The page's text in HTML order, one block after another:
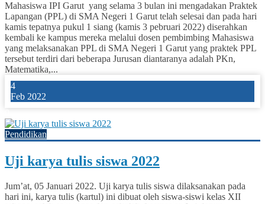
Mahasiswa IPI Garut yang selama 3 bulan ini mengadakan Praktek
Lapangan (PPL) di SMA Negeri 1 Garut telah selesai dan pada hari
kamis tepatnya pukul 1 siang (kamis 3 pebruari 2022) diserahkan
kembali ke kampus mereka melalui dosen pembimbing Mahasiswa
yang melaksanakan PPL di SMA Negeri 1 Garut yang praktek PPL
tersebut terdiri dari beberapa Jurusan diantaranya adalah PKn,
Matematika,...
4
Feb 2022
Pendidikan
Uji karya tulis siswa 2022
Jum’at, 05 Januari 2022. Uji karya tulis siswa dilaksanakan pada
hari ini, karya tulis (kartul) ini dibuat oleh siswa-siswi kelas XII